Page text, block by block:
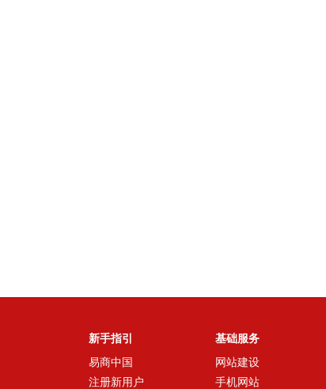
新手指引
易商中国
注册新用户
基础服务
网站建设
手机网站